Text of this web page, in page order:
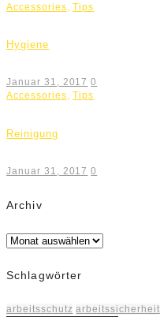
Accessories ,Tips
Hygiene
Januar 31, 2017 0
Accessories,Tips
Reinigung
Januar 31, 2017 0
Archiv
Archiv
Schlagwörter
arbeitsschutz arbeitssicherheit